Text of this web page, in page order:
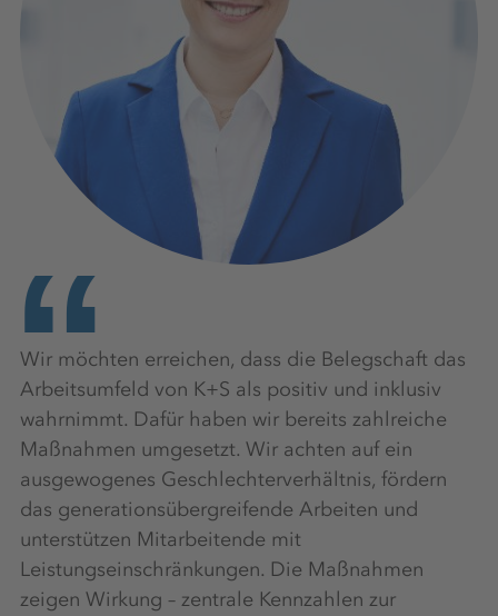
Wir möchten erreichen, dass die Belegschaft das
Arbeitsumfeld von K+S als positiv und inklusiv
wahrnimmt. Dafür haben wir bereits zahlreiche
Maßnahmen umgesetzt. Wir achten auf ein
ausgewogenes Geschlechterverhältnis, fördern
das generationsübergreifende Arbeiten und
unterstützen Mitarbeitende mit
Leistungseinschränkungen. Die Maßnahmen
zeigen Wirkung – zentrale Kennzahlen zur